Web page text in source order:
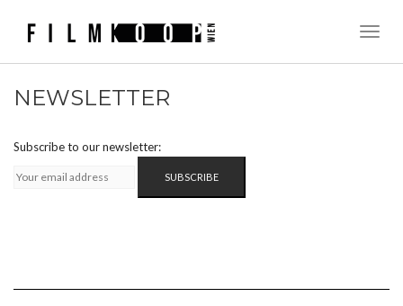
NEWSLETTER
Subscribe to our newsletter: